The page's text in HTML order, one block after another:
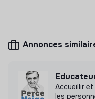
Mesure
Groupement
transmis de
Annonces
Accueillir
les